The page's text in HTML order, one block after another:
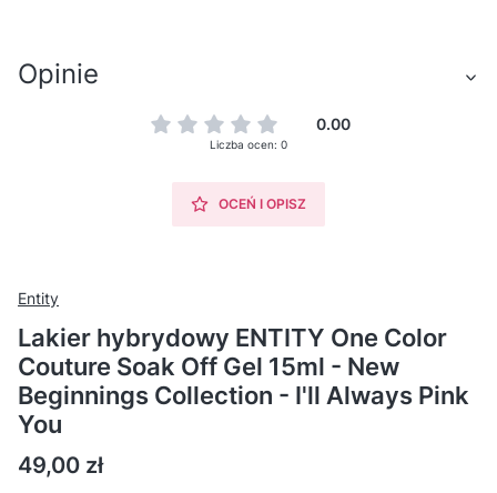
Opinie
0.00
Liczba ocen: 0
OCEŃ I OPISZ
Entity
Lakier hybrydowy ENTITY One Color
Couture Soak Off Gel 15ml - New
Beginnings Collection - I'll Always Pink
You
Cena
49,00 zł